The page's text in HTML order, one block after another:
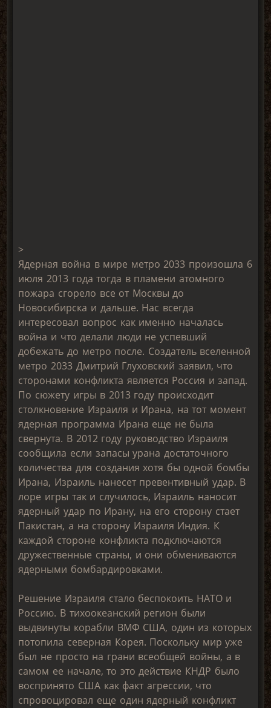
>
Ядерная война в мире метро 2033 произошла 6
июля 2013 года тогда в пламени атомного
пожара сгорело все от Москвы до
Новосибирска и дальше. Нас всегда
интересовал вопрос как именно началась
война и что делали люди не успевший
добежать до метро после. Создатель вселенной
метро 2033 Дмитрий Глуховский заявил, что
сторонами конфликта является Россия и запад.
По сюжету игры в 2013 году происходит
столкновение Израиля и Ирана, на тот момент
ядерная программа Ирана еще не была
свернута. В 2012 году руководство Израиля
сообщила если запасы урана достаточного
количества для создания хотя бы одной бомбы
Ирана, Израиль нанесет превентивный удар. В
лоре игры так и случилось, Израиль наносит
ядерный удар по Ирану, на его сторону стает
Пакистан, а на сторону Израиля Индия. К
каждой стороне конфликта подключаются
дружественные страны, и они обмениваются
ядерными бомбардировками.
Решение Израиля стало беспокоить НАТО и
Россию. В тихоокеанский регион были
выдвинуты корабли ВМФ США, один из которых
потопила северная Корея. Поскольку мир уже
был не просто на грани всеобщей войны, а в
самом ее начале, то это действие КНДР было
воспринято США как факт агрессии, что
спровоцировал еще один ядерный конфликт